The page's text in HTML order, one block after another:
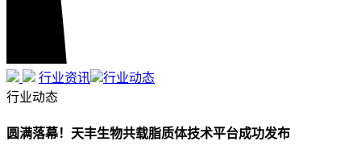
行业资讯
行业动态
行业动态
圆满落幕！天丰生物共载脂质体技术平台成功发布